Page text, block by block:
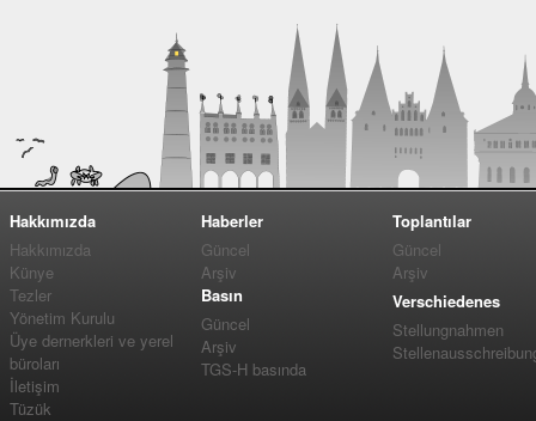
Hakkımızda
Hakkımızda
Künye
Tezler
Yönetim Kurulu
Üye dernerkleri ve yerel
büroları
İletişim
Tüzük
Haberler
Güncel
Arşiv
Basın
Güncel
Arşiv
TGS-H basında
Toplantılar
Güncel
Arşiv
Verschiedenes
Stellungnahmen